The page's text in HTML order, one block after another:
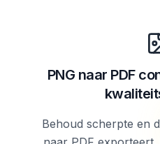
PNG naar PDF
Behoud scherpte en